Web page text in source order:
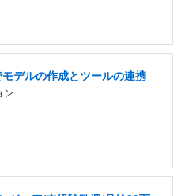
デルの作成とツールの連携
ン